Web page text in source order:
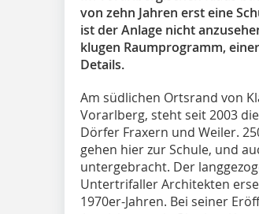
von zehn Jahren erst eine
ist der Anlage nicht
klugen Raumprogramm,
Details.
Am südlichen Ortsrand von
Vorarlberg, steht seit 2003
Dörfer Fraxern und Weiler.
gehen hier zur Schule, und
untergebracht. Der
Untertrifaller Architekten
1970er-Jahren. Bei seiner